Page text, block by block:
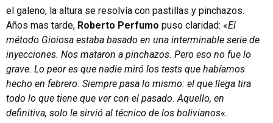
el galeno, la altura se resolvía con pastillas y pinchazos.
Años mas tarde, Roberto Perfumo puso claridad: «El
método Gioiosa estaba basado en una interminable serie de
inyecciones. Nos mataron a pinchazos. Pero eso no fue lo
grave. Lo peor es que nadie miró los tests que habíamos
hecho en febrero. Siempre pasa lo mismo: el que llega tira
todo lo que tiene que ver con el pasado. Aquello, en
definitiva, solo le sirvió al técnico de los bolivianos«.